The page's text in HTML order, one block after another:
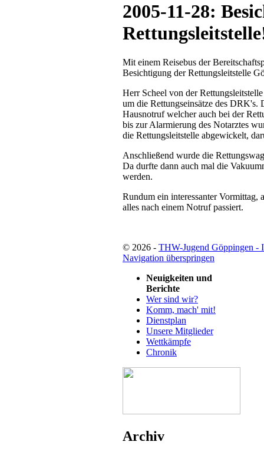
2005-11-28:
Mit einem Reisebus der
Besichtigung der Rettungsleitstelle
Herr Scheel von der
um die Rettungseinsätze des DRK's.
Hausnotruf welcher auch bei der
bis zur Alarmierung des Notarztes
die Rettungsleitstelle abgewickelt,
Anschließend wurde die
Da durfte dann auch mal die
werden.
Rundum ein interessanter Vormittag,
alles nach einem Notruf passiert.
© 2026 - THW-Jugend Göppingen -
Navigation überspringen
Neuigkeiten und
Berichte
Wer sind wir?
Komm, mach' mit!
Dienstplan
Unsere Mitglieder
Wettkämpfe
Chronik
Archiv